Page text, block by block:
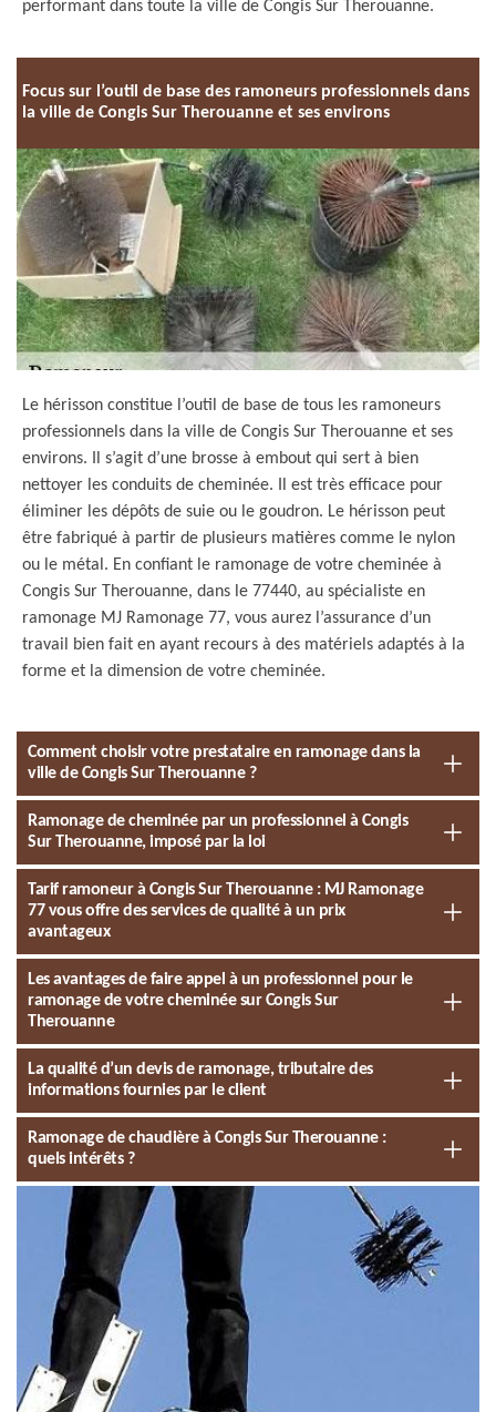
performant dans toute la ville de Congis Sur Therouanne.
Focus sur l’outil de base des ramoneurs professionnels dans
la ville de Congis Sur Therouanne et ses environs
Le hérisson constitue l’outil de base de tous les ramoneurs
professionnels dans la ville de Congis Sur Therouanne et ses
environs. Il s’agit d’une brosse à embout qui sert à bien
nettoyer les conduits de cheminée. Il est très efficace pour
éliminer les dépôts de suie ou le goudron. Le hérisson peut
être fabriqué à partir de plusieurs matières comme le nylon
ou le métal. En confiant le ramonage de votre cheminée à
Congis Sur Therouanne, dans le 77440, au spécialiste en
ramonage MJ Ramonage 77, vous aurez l’assurance d’un
travail bien fait en ayant recours à des matériels adaptés à la
forme et la dimension de votre cheminée.
Comment choisir votre prestataire en ramonage dans la
ville de Congis Sur Therouanne ?
Ramonage de cheminée par un professionnel à Congis
Sur Therouanne, imposé par la loi
Tarif ramoneur à Congis Sur Therouanne : MJ Ramonage
77 vous offre des services de qualité à un prix
avantageux
Les avantages de faire appel à un professionnel pour le
ramonage de votre cheminée sur Congis Sur
Therouanne
La qualité d’un devis de ramonage, tributaire des
informations fournies par le client
Ramonage de chaudière à Congis Sur Therouanne :
quels intérêts ?